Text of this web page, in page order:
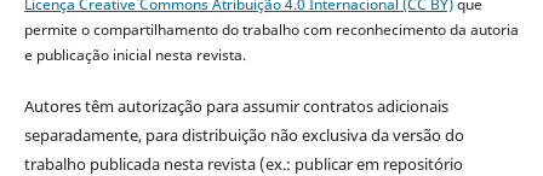
permite o compartilhamento do trabalho com reconhecimento da autoria
e publicação inicial nesta revista.
Autores têm autorização para assumir contratos adicionais
separadamente, para distribuição não exclusiva da versão do
trabalho publicada nesta revista (ex.: publicar em repositório